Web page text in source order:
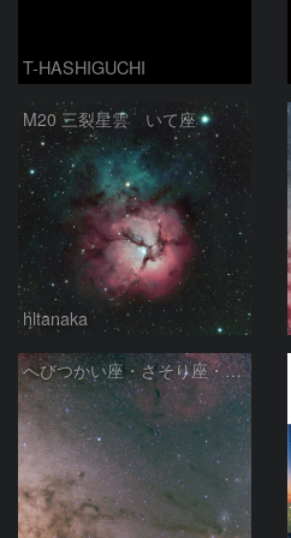
T-HASHIGUCHI
M20 三裂星雲 いて座
hltanaka
へびつかい座・さそり座・いて座と天の川